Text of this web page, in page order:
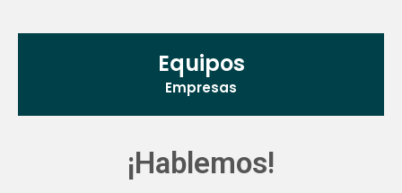
Equipos
Empresas
¡Hablemos!